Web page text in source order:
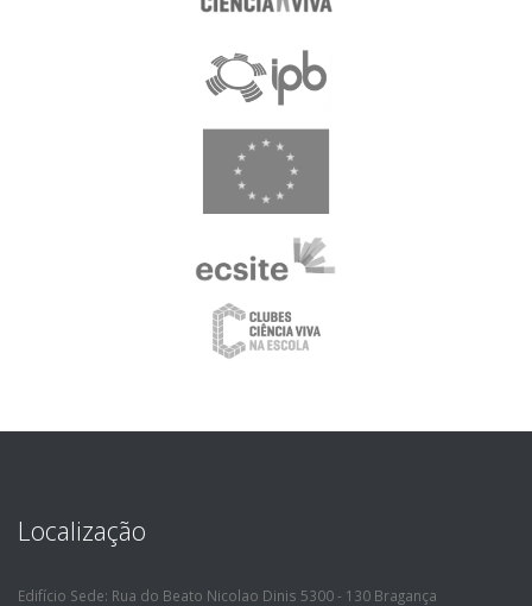
Localização
Edifício Sede: Rua do Beato Nicolao Dinis 5300 - 130 Bragança